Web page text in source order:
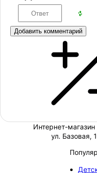
Добавить комментарий
Интернет-магазин
ул. Базовая,